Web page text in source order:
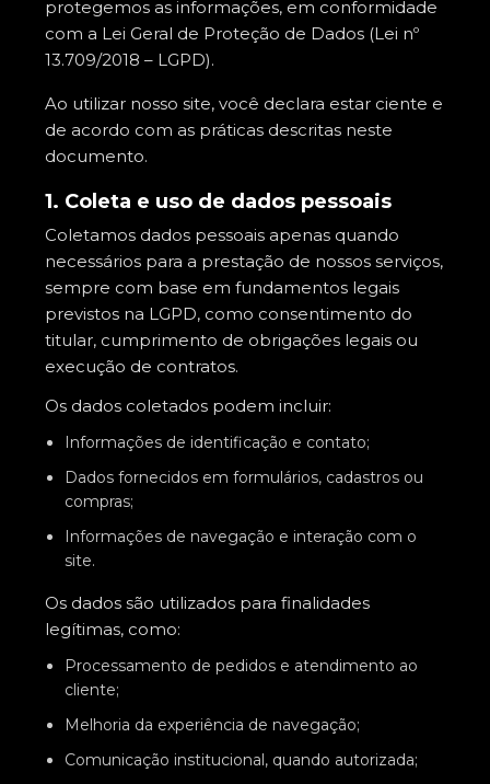
protegemos as informações, em conformidade
com a Lei Geral de Proteção de Dados (Lei nº
13.709/2018 – LGPD).
Ao utilizar nosso site, você declara estar ciente e
de acordo com as práticas descritas neste
documento.
1. Coleta e uso de dados pessoais
Coletamos dados pessoais apenas quando
necessários para a prestação de nossos serviços,
sempre com base em fundamentos legais
previstos na LGPD, como consentimento do
titular, cumprimento de obrigações legais ou
execução de contratos.
Os dados coletados podem incluir:
Informações de identificação e contato;
Dados fornecidos em formulários, cadastros ou
compras;
Informações de navegação e interação com o
site.
Os dados são utilizados para finalidades
legítimas, como:
Processamento de pedidos e atendimento ao
cliente;
Melhoria da experiência de navegação;
Comunicação institucional, quando autorizada;